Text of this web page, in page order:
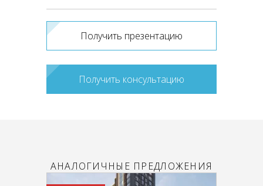
Получить презентацию
Получить консультацию
АНАЛОГИЧНЫЕ ПРЕДЛОЖЕНИЯ